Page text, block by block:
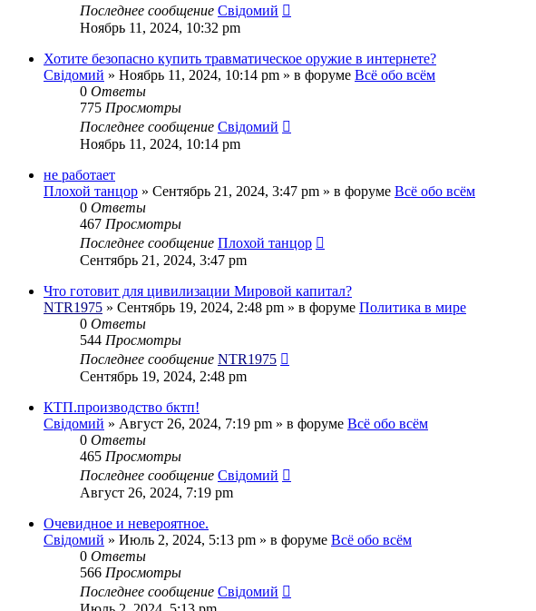
Последнее сообщение Свідомий
Ноябрь 11, 2024, 10:32 pm
Хотите безопасно купить травматическое оружие в интернете?
Свідомий » Ноябрь 11, 2024, 10:14 pm » в форуме Всё обо всём
0 Ответы
775 Просмотры
Последнее сообщение Свідомий
Ноябрь 11, 2024, 10:14 pm
не работает
Плохой танцор » Сентябрь 21, 2024, 3:47 pm » в форуме Всё обо всём
0 Ответы
467 Просмотры
Последнее сообщение Плохой танцор
Сентябрь 21, 2024, 3:47 pm
Что готовит для цивилизации Мировой капитал?
NTR1975 » Сентябрь 19, 2024, 2:48 pm » в форуме Политика в мире
0 Ответы
544 Просмотры
Последнее сообщение NTR1975
Сентябрь 19, 2024, 2:48 pm
КТП.производство бктп!
Свідомий » Август 26, 2024, 7:19 pm » в форуме Всё обо всём
0 Ответы
465 Просмотры
Последнее сообщение Свідомий
Август 26, 2024, 7:19 pm
Очевидное и невероятное.
Свідомий » Июль 2, 2024, 5:13 pm » в форуме Всё обо всём
0 Ответы
566 Просмотры
Последнее сообщение Свідомий